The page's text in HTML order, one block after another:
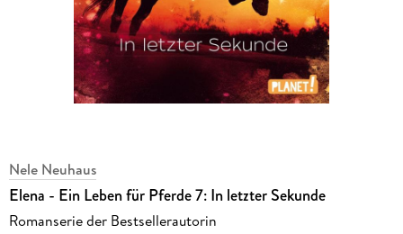
Nele Neuhaus
Elena - Ein Leben für Pferde 7: In letzter Sekunde
Romanserie der Bestsellerautorin